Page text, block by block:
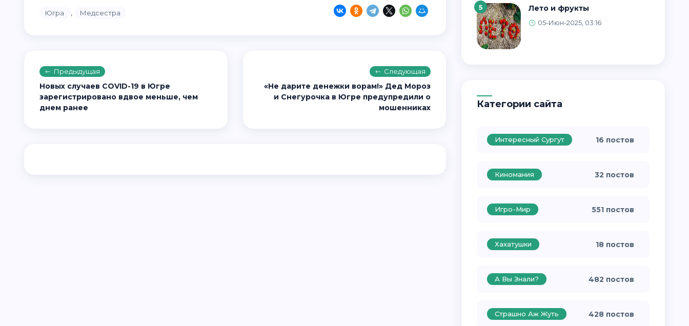
Югра , Медсестра
Предыдущая
Новых случаев COVID-19 в Югре
зарегистрировано вдвое меньше, чем
днем ранее
Следующая
«Не дарите денежки ворам!» Дед Мороз
и Снегурочка в Югре предупредили о
мошенниках
5 Лето и фрукты
05-Июн-2025, 03:16
Категории сайта
Интересный Сургут 16 постов
Киномания 32 постов
Игро-Мир 551 постов
Хахатушки 18 постов
А Вы Знали? 482 постов
Страшно Аж Жуть 428 постов